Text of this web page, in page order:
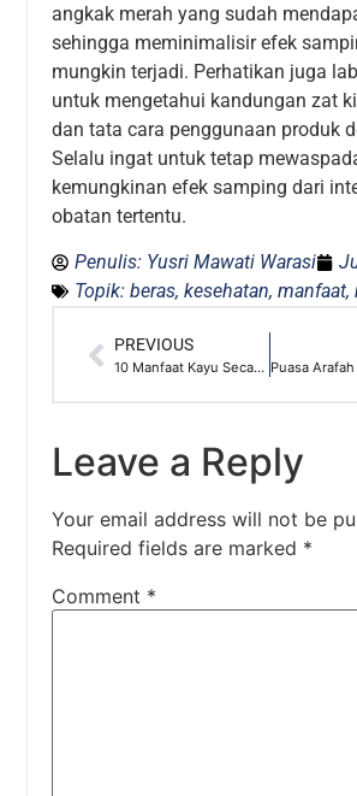
angkak merah yang sudah
sehingga meminimalisir efek
mungkin terjadi. Perhatikan juga
untuk mengetahui kandungan zat
dan tata cara penggunaan produk
Selalu ingat untuk tetap
kemungkinan efek samping dari
obatan tertentu.
Penulis: Yusri Mawati Warasi
Topik: beras,kesehatan,manfaat,
PREVIOUS
10 Manfaat Kayu Secang Untuk Kesehatan
Leave a Reply
Your email address will not be
Required fields are marked *
Comment *